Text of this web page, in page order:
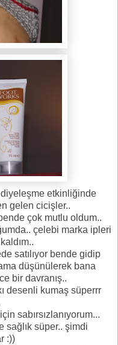
etkinliğinde
gelen cicişler..
çok mutlu oldum..
çelebi marka ipleri
satılıyor bende gidip
düşünülerek bana
bir davranış..
desenli kumaş süperrr
sabırsızlanıyorum...
sağlık süper.. şimdi
:))